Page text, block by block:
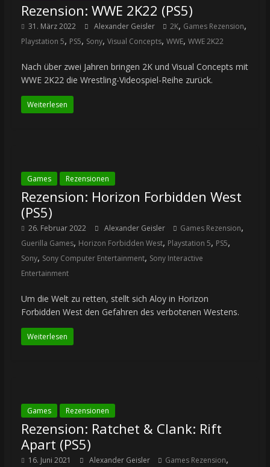
Rezension: WWE 2K22 (PS5)
31. März 2022 Alexander Geisler 2K, Games Rezension,
Playstation 5, PS5, Sony, Visual Concepts, WWE, WWE 2K22
Nach über zwei Jahren bringen 2K und Visual Concepts mit
WWE 2K22 die Wrestling-Videospiel-Reihe zurück.
Weiterlesen
Games Rezensionen
Rezension: Horizon Forbidden West
(PS5)
26. Februar 2022 Alexander Geisler Games Rezension,
Guerilla Games, Horizon Forbidden West, Playstation 5, PS5,
Sony, Sony Computer Entertainment, Sony Interactive
Entertainment
Um die Welt zu retten, stellt sich Aloy in Horizon
Forbidden West den Gefahren des verbotenen Westens.
Weiterlesen
Games Rezensionen
Rezension: Ratchet & Clank: Rift
Apart (PS5)
16. Juni 2021 Alexander Geisler Games Rezension,